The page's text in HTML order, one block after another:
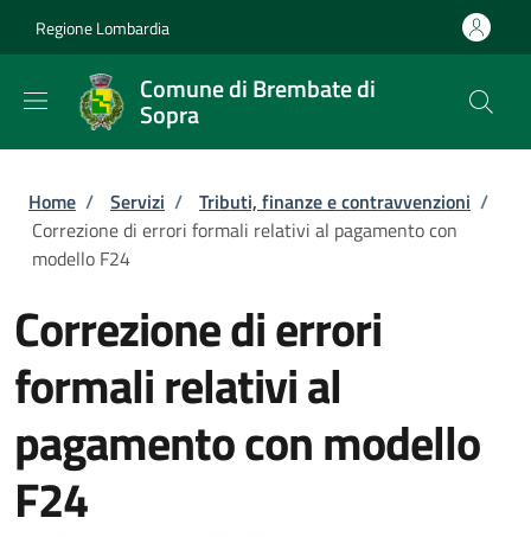
Regione Lombardia
Comune di Brembate di
Sopra
Briciole di pane
Home / Servizi / Tributi, finanze e contravvenzioni /
Correzione di errori formali relativi al pagamento con
modello F24
Correzione di errori
formali relativi al
pagamento con modello
F24